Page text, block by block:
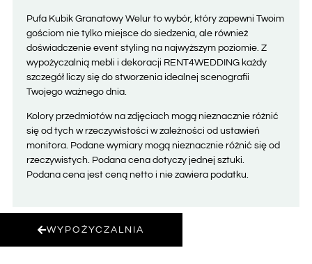
Pufa Kubik Granatowy Welur to wybór, który zapewni Twoim
gościom nie tylko miejsce do siedzenia, ale również
doświadczenie event styling na najwyższym poziomie. Z
wypożyczalnią mebli i dekoracji RENT4WEDDING każdy
szczegół liczy się do stworzenia idealnej scenografii
Twojego ważnego dnia.
Kolory przedmiotów na zdjęciach mogą nieznacznie różnić
się od tych w rzeczywistości w zależności od ustawień
monitora. Podane wymiary mogą nieznacznie różnić się od
rzeczywistych. Podana cena dotyczy jednej sztuki.
Podana cena jest ceną netto i nie zawiera podatku.
WYPOŻYCZALNIA